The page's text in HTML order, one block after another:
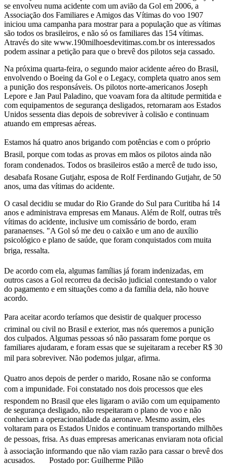
se envolveu numa acidente com um avião da Gol em 2006, a
Associação dos Familiares e Amigos das Vítimas do voo 1907
iniciou uma campanha para mostrar para a população que as vítimas
são todos os brasileiros, e não só os familiares das 154 vítimas.
Através do site www.190milhoesdevitimas.com.br os interessados
podem assinar a petição para que o brevê dos pilotos seja cassado.
Na próxima quarta-feira, o segundo maior acidente aéreo do Brasil,
envolvendo o Boeing da Gol e o Legacy, completa quatro anos sem
a punição dos responsáveis. Os pilotos norte-americanos Joseph
Lepore e Jan Paul Paladino, que voavam fora da altitude permitida e
com equipamentos de segurança desligados, retornaram aos Estados
Unidos sessenta dias depois de sobreviver à colisão e continuam
atuando em empresas aéreas.
Estamos há quatro anos brigando com potências e com o próprio
Brasil, porque com todas as provas em mãos os pilotos ainda não
foram condenados. Todos os brasileiros estão a mercê de tudo isso,
desabafa Rosane Gutjahr, esposa de Rolf Ferdinando Gutjahr, de 50
anos, uma das vítimas do acidente.
O casal decidiu se mudar do Rio Grande do Sul para Curitiba há 14
anos e administrava empresas em Manaus. Além de Rolf, outras três
vítimas do acidente, inclusive um comissário de bordo, eram
paranaenses. "A Gol só me deu o caixão e um ano de auxílio
psicológico e plano de saúde, que foram conquistados com muita
briga, ressalta.
De acordo com ela, algumas famílias já foram indenizadas, em
outros casos a Gol recorreu da decisão judicial contestando o valor
do pagamento e em situações como a da família dela, não houve
acordo.
Para aceitar acordo teríamos que desistir de qualquer processo
criminal ou civil no Brasil e exterior, mas nós queremos a punição
dos culpados. Algumas pessoas só não passaram fome porque os
familiares ajudaram, e foram essas que se sujeitaram a receber R$ 30
mil para sobreviver. Não podemos julgar, afirma.
Quatro anos depois de perder o marido, Rosane não se conforma
com a impunidade. Foi constatado nos dois processos que eles
respondem no Brasil que eles ligaram o avião com um equipamento
de segurança desligado, não respeitaram o plano de voo e não
conheciam a operacionalidade da aeronave. Mesmo assim, eles
voltaram para os Estados Unidos e continuam transportando milhões
de pessoas, frisa. As duas empresas americanas enviaram nota oficial
à associação informando que não viam razão para cassar o brevê dos
acusados. Postado por: Guilherme Pilão